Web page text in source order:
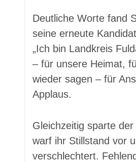
Deutliche Worte fand
seine erneute
„Ich bin Landkreis
– für unsere Heimat,
wieder sagen – für
Applaus.
Gleichzeitig sparte
warf ihr Stillstand vor
verschlechtert.